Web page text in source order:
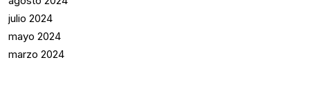
julio 2024
mayo 2024
marzo 2024